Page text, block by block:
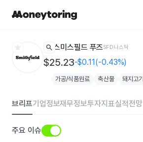
star search 스미스필드 푸즈SFD나스닥
$25.23-$0.11(-0.43%)
가공/식품원료 축산물 돼지고기
브리프기업정보재무정보투자지표실적전망
주요 이슈